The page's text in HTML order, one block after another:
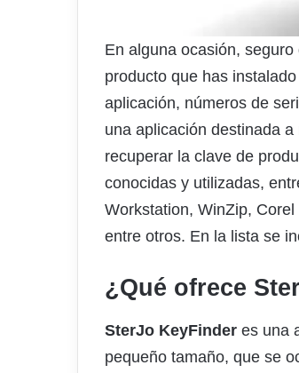
En alguna ocasión,
producto que has
aplicación, números de
una aplicación destinada
recuperar la clave de
conocidas y utilizadas,
Workstation, WinZip,
entre otros. En la lista se
¿Qué ofrece
SterJo KeyFinder es una
pequeño tamaño, que se